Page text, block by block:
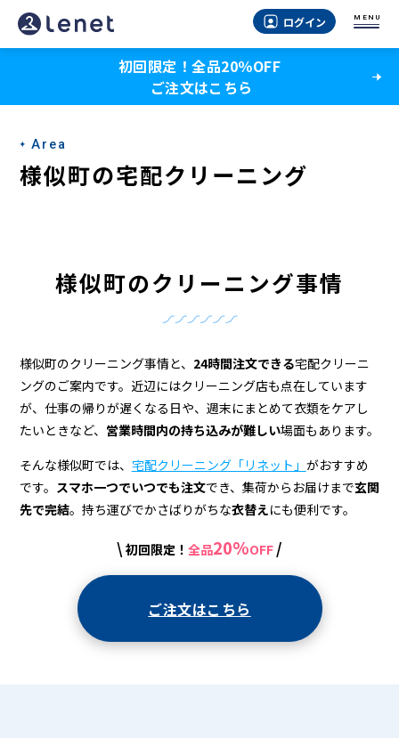
様
似
の
ク
リ
＆
宅
配
ク
リ
ー
ログイン MENU
初回限定！全品20％OFF
ご注文はこちら
Area
様似町の宅配クリーニング
様似町のクリーニング事情
様似町のクリーニング事情と、 24時間注文できる宅配クリーニ
ングのご案内です。近辺にはクリーニング店も点在しています
が、仕事の帰りが遅くなる日や、週末にまとめて衣類をケアし
たいときなど、 営業時間内の持ち込みが難しい場面もあります。
そんな様似町では、 宅配クリーニング「リネット」 がおすすめ
です。 スマホ一つでいつでも注文でき、集荷からお届けまで玄関
先で完結。持ち運びでかさばりがちな衣替えにも便利です。
\ 初回限定！ 全品20%OFF /
ご注文はこちら